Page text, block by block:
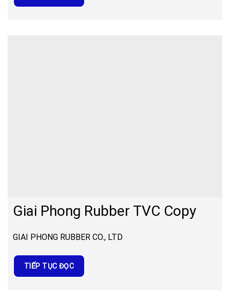
Giai Phong Rubber TVC Copy
GIAI PHONG RUBBER CO., LTD
TIẾP TỤC ĐỌC